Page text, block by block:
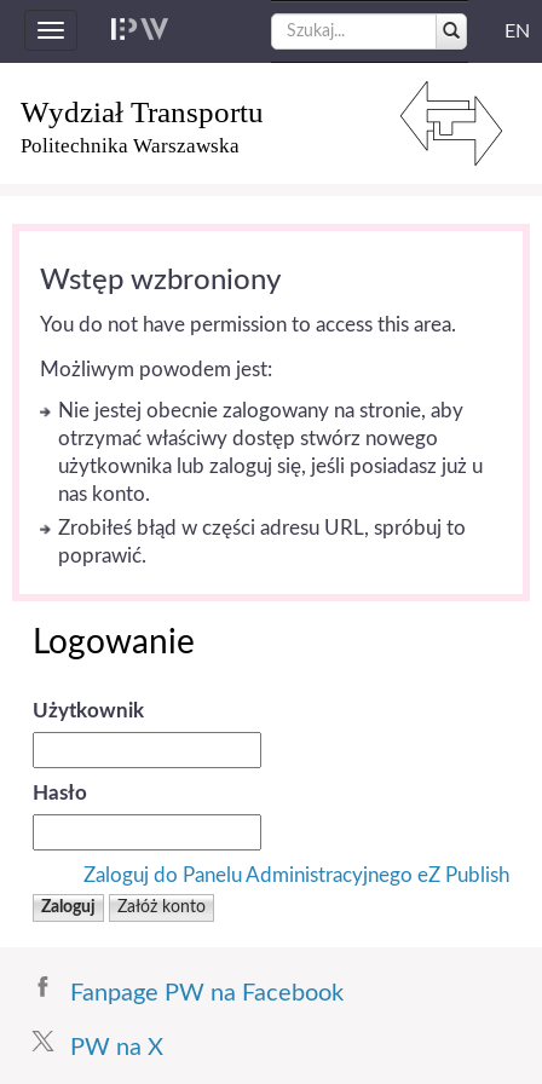
Toggle
navigation
EN
Wydział Transportu
Politechnika Warszawska
Wstęp wzbroniony
You do not have permission to access this area.
Możliwym powodem jest:
Nie jestej obecnie zalogowany na stronie, aby
otrzymać właściwy dostęp stwórz nowego
użytkownika lub zaloguj się, jeśli posiadasz już u
nas konto.
Zrobiłeś błąd w części adresu URL, spróbuj to
poprawić.
Logowanie
Użytkownik
Hasło
Zaloguj do Panelu Administracyjnego eZ Publish
Fanpage PW na Facebook
PW na X